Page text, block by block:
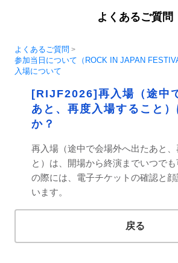
よくあるご質問
よくあるご質問 >
参加当日について（ROCK IN JAPAN
入場について
[RIJF2026]再入場（途中
あと、再度入場すること
か？
再入場（途中で会場外へ出たあと、
と）は、開場から終演までいつで
の際には、電子チケットの確認と
います。
戻る